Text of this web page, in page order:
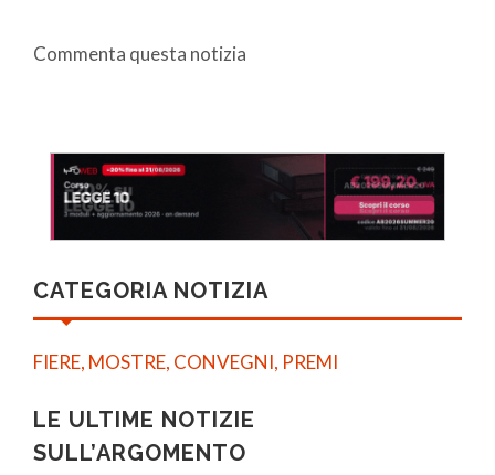
Commenta questa notizia
CATEGORIA NOTIZIA
FIERE, MOSTRE, CONVEGNI, PREMI
LE ULTIME NOTIZIE
SULL’ARGOMENTO